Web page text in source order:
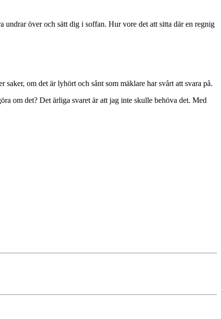
över och sätt dig i soffan. Hur vore det att sitta där en regnig
om det är lyhört och sånt som mäklare har svårt att svara på.
om det? Det ärliga svaret är att jag inte skulle behöva det. Med